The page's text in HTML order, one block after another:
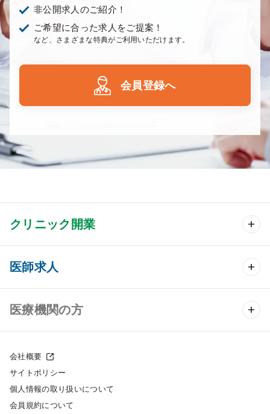
非公開求人のご紹介！
ご希望に合った求人をご提案！
など、さまざまな特典がご利用いただけます。
会員登録へ
クリニック開業
クリニック開業 TOP
クリニック物件検索
クリニックの開業スタイル
クリニック開業までの流れ
医師求人
医師求人 TOP
常勤求人検索
非常勤求人検索
スポット求人検索
医療機関の方
採用をお考えの医療機関の方
会社概要
サイトポリシー
個人情報の取り扱いについて
会員規約について